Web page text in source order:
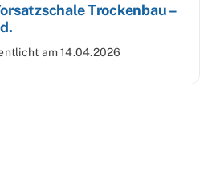
Trockenbau –
am14.04.2026